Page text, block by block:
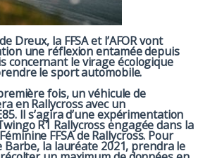
Dreux, la FFSA et l’AFOR vont
une réflexion entamée depuis
concernant le virage écologique
le sport automobile.
fois, un véhicule de
en Rallycross avec un
. Il s’agira d’une expérimentation
R1 Rallycross engagée dans la
FFSA de Rallycross. Pour
Barbe, la lauréate 2021, prendra le